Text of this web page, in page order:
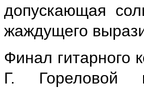
допускающая
жаждущего
Финал гитарного
Г. Гореловой